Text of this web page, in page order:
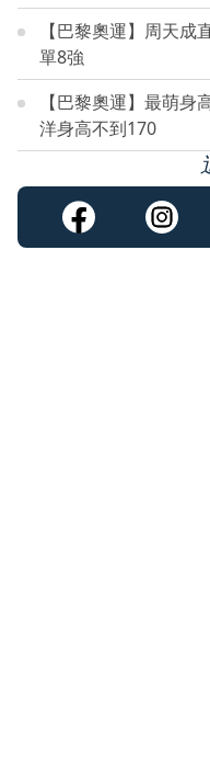
【巴黎奧運】周天
單8強
【巴黎奧運】最萌
洋身高不到170